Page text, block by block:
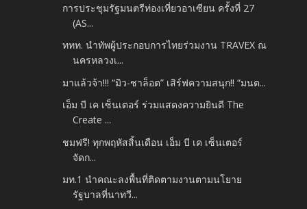
การประชุมรัฐมนตรีท่องเที่ยวอาเซียน ครั้งที่ 27
(AS...
ททท. นำทัพผู้ประกอบการไทยร่วมงาน TRAVEX ณ
นครหลวงเ...
มาแล้วจ้า!!! “มิว-ชาล็อต” เสิร์ฟความสนุก!! “มนต...
เอ็ม บี เค เซ็นเตอร์ ร่วมแสดงความยินดี The
Create ...
ชมฟรี! ทุกพฤหัสสิ้นเดือน เอ็ม บี เค เซ็นเตอร์
จัดก...
มท.1 นำคณะลงพื้นที่ติดตามงานตามนโยาย
รัฐบาลที่นาทวี...